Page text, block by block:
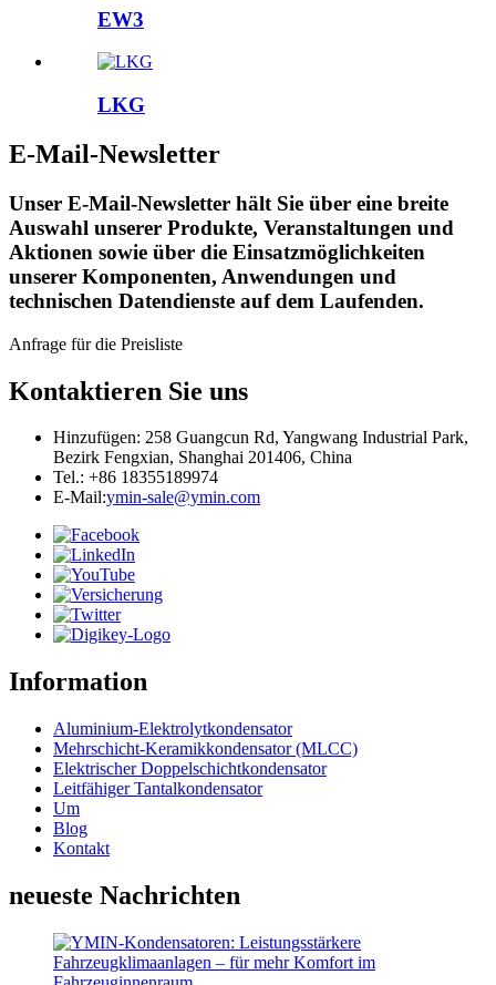
EW3
LKG
E-Mail-Newsletter
Unser E-Mail-Newsletter hält Sie über eine breite
Auswahl unserer Produkte, Veranstaltungen und
Aktionen sowie über die Einsatzmöglichkeiten
unserer Komponenten, Anwendungen und
technischen Datendienste auf dem Laufenden.
Anfrage für die Preisliste
Kontaktieren Sie uns
Hinzufügen: 258 Guangcun Rd, Yangwang Industrial Park,
Bezirk Fengxian, Shanghai 201406, China
Tel.: +86 18355189974
E-Mail:ymin-sale@ymin.com
Information
Aluminium-Elektrolytkondensator
Mehrschicht-Keramikkondensator (MLCC)
Elektrischer Doppelschichtkondensator
Leitfähiger Tantalkondensator
Um
Blog
Kontakt
neueste Nachrichten